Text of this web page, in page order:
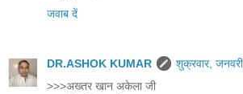
जवाब दें
DR.ASHOK KUMAR
शुक्रवार,
>>>अख्तर खान अकेला जी